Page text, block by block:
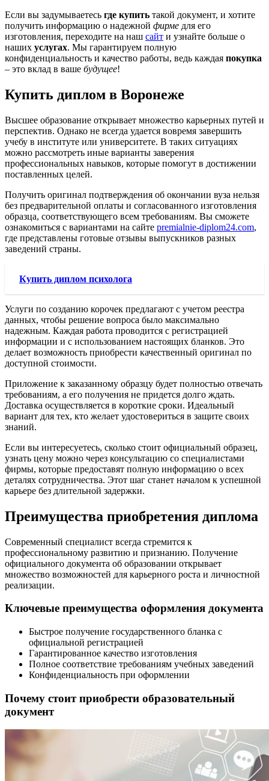
Если вы задумываетесь где купить такой документ, и хотите
получить информацию о надежной фирме для его
изготовления, переходите на наш сайт и узнайте больше о
наших услугах. Мы гарантируем полную
конфиденциальность и качество работы, ведь каждая покупка
– это вклад в ваше будущее!
Купить диплом в Воронеже
Высшее образование открывает множество карьерных путей и
перспектив. Однако не всегда удается вовремя завершить
учебу в институте или университете. В таких ситуациях
можно рассмотреть иные варианты заверения
профессиональных навыков, которые помогут в достижении
поставленных целей.
Получить оригинал подтверждения об окончании вуза нельзя
без предварительной оплаты и согласованного изготовления
образца, соответствующего всем требованиям. Вы сможете
ознакомиться с вариантами на сайте premialnie-diplom24.com,
где представлены готовые отзывы выпускников разных
заведений страны.
Купить диплом психолога
Услуги по созданию корочек предлагают с учетом реестра
данных, чтобы решение вопроса было максимально
надежным. Каждая работа проводится с регистрацией
информации и с использованием настоящих бланков. Это
делает возможность приобрести качественный оригинал по
доступной стоимости.
Приложение к заказанному образцу будет полностью отвечать
требованиям, а его получения не придется долго ждать.
Доставка осуществляется в короткие сроки. Идеальный
вариант для тех, кто желает удостовериться в защите своих
знаний.
Если вы интересуетесь, сколько стоит официальный образец,
узнать цену можно через консультацию со специалистами
фирмы, которые предоставят полную информацию о всех
деталях сотрудничества. Этот шаг станет началом к успешной
карьере без длительной задержки.
Преимущества приобретения диплома
Современный специалист всегда стремится к
профессиональному развитию и признанию. Получение
официального документа об образовании открывает
множество возможностей для карьерного роста и личностной
реализации.
Ключевые преимущества оформления документа
Быстрое получение государственного бланка с
официальной регистрацией
Гарантированное качество изготовления
Полное соответствие требованиям учебных заведений
Конфиденциальность при оформлении
Почему стоит приобрести образовательный
документ